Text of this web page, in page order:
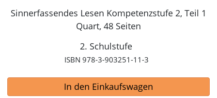
Lesethemen Drachen Hexen Tiere Umweltschutz und vieles
mehr
Sinnerfassendes Lesen Kompetenzstufe 2, Teil 1
Quart, 48 Seiten
2. Schulstufe
ISBN 978-3-903251-11-3
In den Einkaufswagen